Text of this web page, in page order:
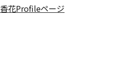
香花Profileページ